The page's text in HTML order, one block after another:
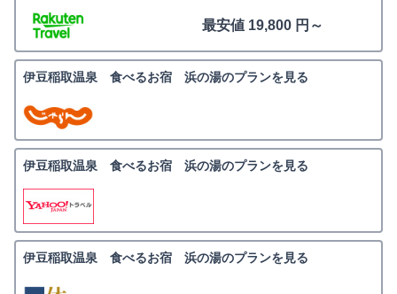
最安値 19,800 円～
伊豆稲取温泉 食べるお宿 浜の湯のプランを見る
伊豆稲取温泉 食べるお宿 浜の湯のプランを見る
伊豆稲取温泉 食べるお宿 浜の湯のプランを見る